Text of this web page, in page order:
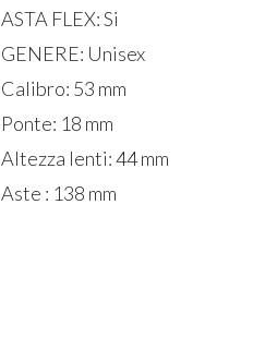
ASTA FLEX: Si
GENERE: Unisex
Calibro: 53 mm
Ponte: 18 mm
Altezza lenti: 44 mm
Aste : 138 mm